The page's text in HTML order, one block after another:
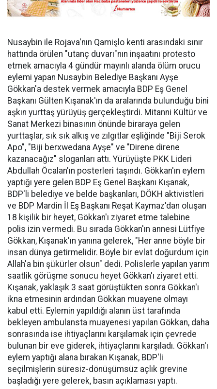
Nusaybin ile Rojava'nın Qamişlo kenti arasındaki sınır
hattında örülen "utanç duvarı"nın inşaatını protesto
etmek amacıyla 4 gündür mayınlı alanda ölüm orucu
eylemi yapan Nusaybin Belediye Başkanı Ayşe
Gökkan'a destek vermek amacıyla BDP Eş Genel
Başkanı Gülten Kışanak'ın da aralarında bulunduğu bini
aşkın yurttaş yürüyüş gerçekleştirdi. Mitanni Kültür ve
Sanat Merkezi binasının önünde biraraya gelen
yurttaşlar, sık sık alkış ve zılgıtlar eşliğinde "Biji Serok
Apo", "Biji berxwedana Ayşe" ve "Direne direne
kazanacağız" sloganları attı. Yürüyüşte PKK Lideri
Abdullah Öcalan'ın posterleri taşındı. Gökkan'ın eylem
yaptığı yere gelen BDP Eş Genel Başkanı Kışanak,
BDP'li belediye ve belde başkanları, DÖKH aktivistleri
ve BDP Mardin İl Eş Başkanı Reşat Kaymaz'dan oluşan
18 kişilik bir heyet, Gökkan'ı ziyaret etme talebine
polis izin vermedi. Bu sırada Gökkan'ın annesi Lütfiye
Gökkan, Kışanak'ın yanına gelerek, "Her anne böyle bir
insan dünya getirmelidir. Böyle bir evlat doğurdum için
Allah'a bin şükürler olsun" dedi. Polislerle yapılan yarım
saatlik görüşme sonucu heyet Gökkan'ı ziyaret etti.
Kışanak, yaklaşık 3 saat görüştükten sonra Gökkan'ı
ikna etmesinin ardından Gökkan muayene olmayı
kabul etti. Eylemin yapıldığı alanın üst tarafında
bekleyen ambulansta muayenesi yapılan Gökkan, daha
sonrasında ise ihtiyaçlarını karşılamak için çevrede
bulunan bir eve giderek, ihtiyaçlarını karşıladı. Gökkan'ı
eylem yaptığı alana bırakan Kışanak, BDP'li
seçilmişlerin süresiz-dönüşümsüz açlık grevine
başladığı yere gelerek, basın açıklaması yaptı.